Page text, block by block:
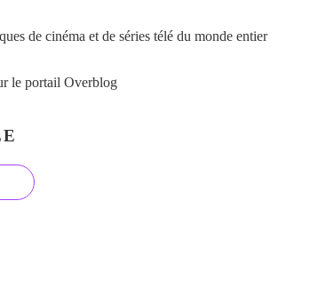
de cinéma et de séries télé du monde entier
le portail Overblog